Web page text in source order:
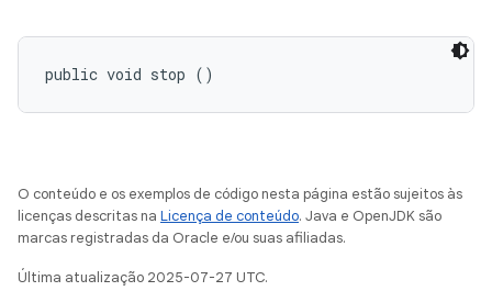
public void stop ()
O conteúdo e os exemplos de código nesta página estão sujeitos às
licenças descritas na Licença de conteúdo. Java e OpenJDK são
marcas registradas da Oracle e/ou suas afiliadas.
Última atualização 2025-07-27 UTC.